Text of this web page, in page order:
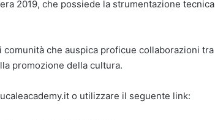
2019, che possiede la strumentazione tecnica
che auspica proficue collaborazioni tra
promozione della cultura.
o utilizzare il seguente link: